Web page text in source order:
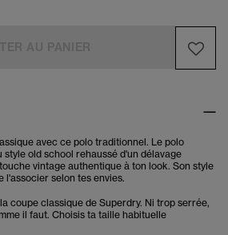
avec ce polo traditionnel. Le polo
old school rehaussé d'un délavage
vintage authentique à ton look. Son style
l'associer selon tes envies.
coupe classique de Superdry. Ni trop serrée,
il faut. Choisis ta taille habituelle